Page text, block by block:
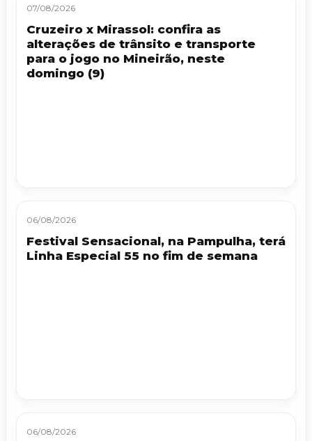
07/08/2026
Cruzeiro x Mirassol: confira as
alterações de trânsito e transporte
para o jogo no Mineirão, neste
domingo (9)
06/08/2026
Festival Sensacional, na Pampulha, terá
Linha Especial 55 no fim de semana
06/08/2026